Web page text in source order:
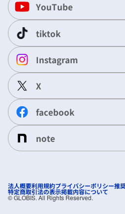
YouTube
tiktok
Instagram
X
facebook
note
法人概要利用規約プライバシーポリシー推
特定商取引法の表示掲載内容について
©︎ GLOBIS. All Rights Reserved.